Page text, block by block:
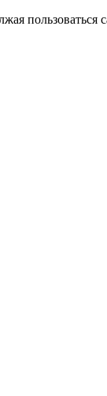
пользоваться